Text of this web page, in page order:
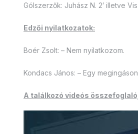
Gólszerzők: Juhász N. 2′ illetve
Edzői nyilatkozatok:
Boér Zsolt: – Nem nyilatkozom.
Kondacs János: – Egy
A találkozó videós